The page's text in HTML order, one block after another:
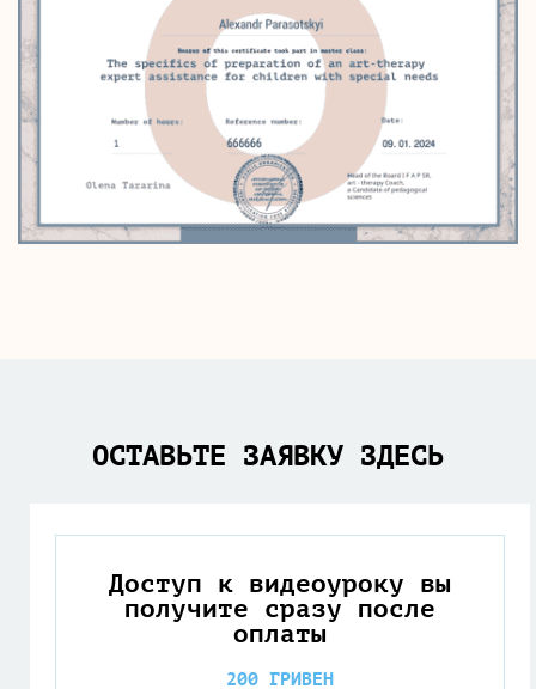
ОСТАВЬТЕ ЗАЯВКУ ЗДЕСЬ
Доступ к видеоуроку вы
получите сразу после
оплаты
200 ГРИВЕН